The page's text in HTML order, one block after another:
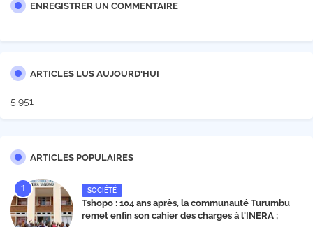
ENREGISTRER UN COMMENTAIRE
ARTICLES LUS AUJOURD'HUI
5,951
ARTICLES POPULAIRES
SOCIÉTÉ
Tshopo : 104 ans après, la communauté Turumbu
remet enfin son cahier des charges à l'INERA ;